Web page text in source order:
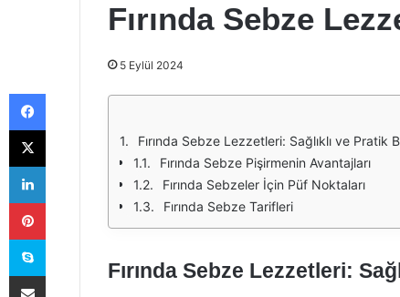
Fırında Sebze
5 Eylül 2024
Fırında Sebze Lezzetleri: Sağlıklı ve Pratik
Fırında Sebze Pişirmenin Avantajları
Fırında Sebzeler İçin Püf Noktaları
Fırında Sebze Tarifleri
Fırında Sebze Lezzetleri:
Facebook
X
LinkedIn
Pinterest
Skype
E-Posta ile paylaş